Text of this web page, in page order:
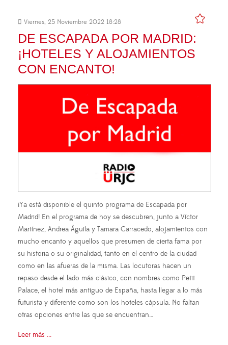
Viernes, 25 Noviembre 2022 18:28
DE ESCAPADA POR MADRID:
¡HOTELES Y ALOJAMIENTOS
CON ENCANTO!
¡Ya está disponible el quinto programa de Escapada por
Madrid! En el programa de hoy se descubren, junto a Víctor
Martínez, Andrea Águila y Tamara Carracedo, alojamientos con
mucho encanto y aquellos que presumen de cierta fama por
su historia o su originalidad, tanto en el centro de la ciudad
como en las afueras de la misma. Las locutoras hacen un
repaso desde el lado más clásico, con nombres como Petit
Palace, el hotel más antiguo de España, hasta llegar a lo más
futurista y diferente como son los hoteles cápsula. No faltan
otras opciones entre las que se encuentran…
Leer más ...